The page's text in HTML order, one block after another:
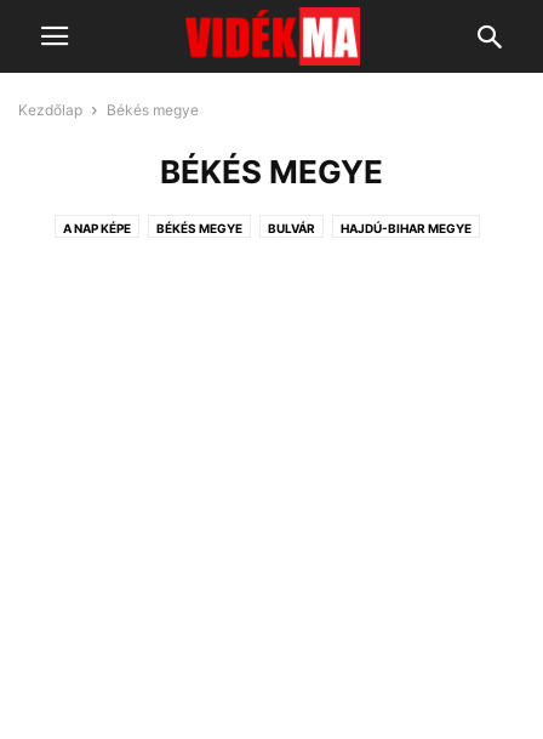
Kezdőlap Békés megye
BÉKÉS MEGYE
A NAP KÉPE BÉKÉS MEGYE BULVÁR HAJDÚ-BIHAR MEGYE